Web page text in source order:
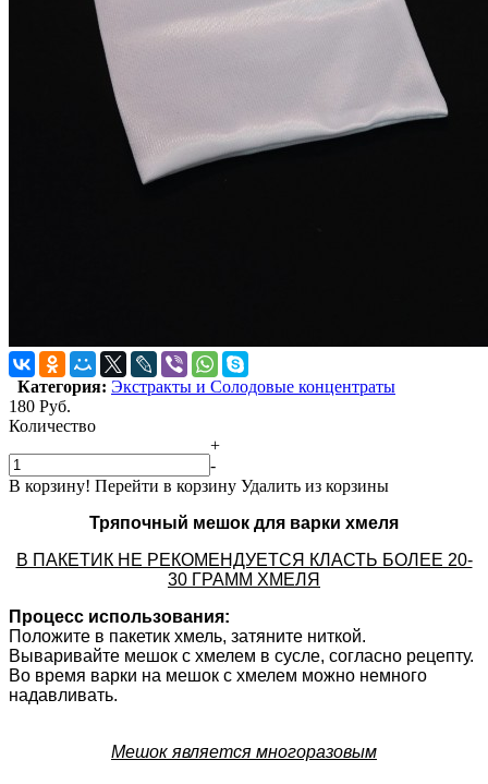
Категория: Экстракты и Солодовые концентраты
180 Руб.
Количество
+
-
В корзину! Перейти в корзину Удалить из корзины
Тряпочный мешок для варки хмеля
В ПАКЕТИК НЕ РЕКОМЕНДУЕТСЯ КЛАСТЬ БОЛЕЕ 20-
30 ГРАММ ХМЕЛЯ
Процесс использования:
Положите в пакетик хмель, затяните ниткой.
Вываривайте мешок с хмелем в сусле, согласно рецепту.
Во время варки на мешок с хмелем можно немного
надавливать.
Мешок является многоразовым